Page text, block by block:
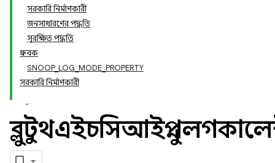
সরকারি নির্মাণকারী
জনসাধারণের পদ্ধতি
সুরক্ষিত পদ্ধতি
ধ্রুবক
SNOOP_LOG_MODE_PROPERTY
সরকারি নির্মাণকারী